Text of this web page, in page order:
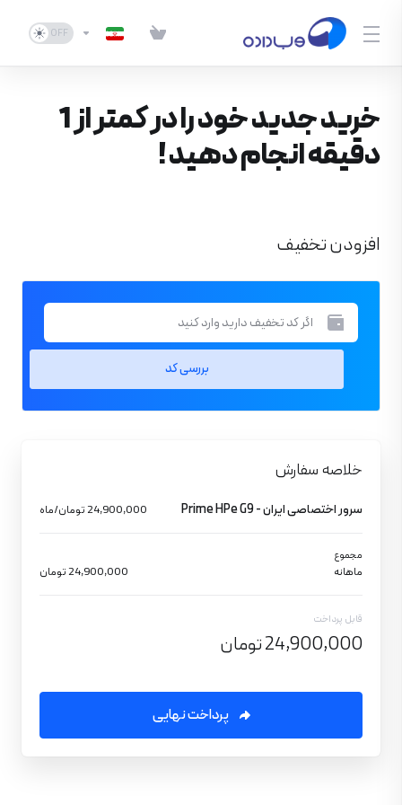
خرید جدید خود را در کمتر از 1
دقیقه انجام دهید !
افزودن تخفیف
بررسی کد
خلاصه سفارش
سرور اختصاصی ایران - Prime HPe G9 24,900,000 تومان/ماه
مجموع
ماهانه 24,900,000 تومان
قابل پرداخت
24,900,000 تومان
پرداخت نهایی